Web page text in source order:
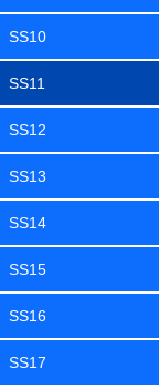
SS10
SS11
SS12
SS13
SS14
SS15
SS16
SS17